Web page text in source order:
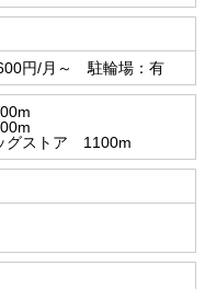
円/月～ 駐輪場：有
グストア 1100m